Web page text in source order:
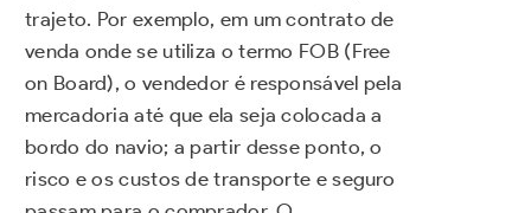
trajeto. Por exemplo, em um contrato de
venda onde se utiliza o termo FOB (Free
on Board), o vendedor é responsável pela
mercadoria até que ela seja colocada a
bordo do navio; a partir desse ponto, o
risco e os custos de transporte e seguro